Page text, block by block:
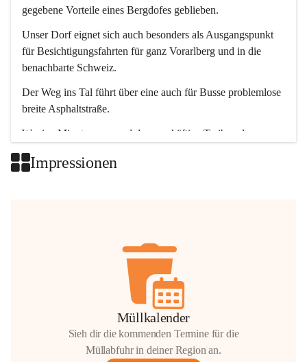
gegebene Vorteile eines Bergdofes geblieben.
Unser Dorf eignet sich auch besonders als Ausgangspunkt
für Besichtigungsfahrten für ganz Vorarlberg und in die
benachbarte Schweiz.
Der Weg ins Tal führt über eine auch für Busse problemlose
breite Asphaltstraße.
Wenige Minuten nur, und das geschäftige Treiben der
Impressionen
Müllkalender
Sieh dir die kommenden Termine für die
Müllabfuhr in deiner Region an.